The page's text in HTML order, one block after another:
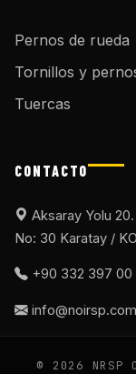
Pernos de rueda
Tornillos y
Tuercas
CONTACTO
Aksaray Yolu
No: 30 Karatay /
+90 332 397 00
info@noirsp.com
© 2026 NRSP